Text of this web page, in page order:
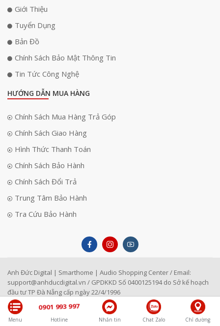
Menu
0901 993 997
Hotline Nhắn tin Chat Zalo Chỉ đường
Giới Thiệu
Tuyển Dụng
Bản Đồ
Chính Sách Bảo Mật Thông Tin
Tin Tức Công Nghệ
HƯỚNG DẪN MUA HÀNG
Chính Sách Mua Hàng Trả Góp
Chính Sách Giao Hàng
Hình Thức Thanh Toán
Chính Sách Bảo Hành
Chính Sách Đổi Trả
Trung Tâm Bảo Hành
Tra Cứu Bảo Hành
Anh Đức Digital | Smarthome | Audio Shopping Center / Email:
support@anhducdigital.vn / GPDKKD Số 0400125194 do Sở kế hoạch
đầu tư TP Đà Nẵng cấp ngày 22/4/1996